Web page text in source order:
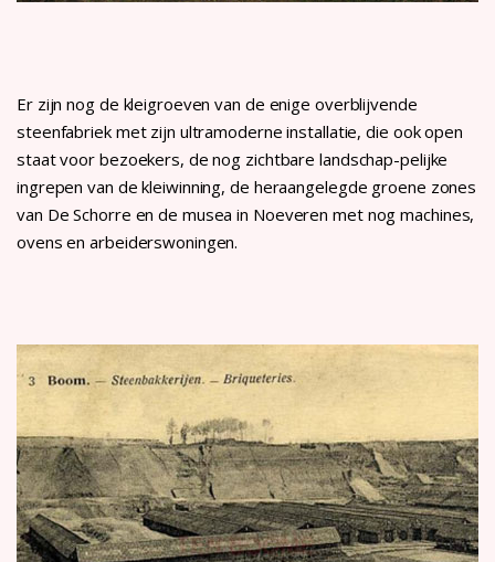
Er zijn nog de kleigroeven van de enige overblijvende
steenfabriek met zijn ultramoderne installatie, die ook open
staat voor bezoekers, de nog zichtbare landschap-pelijke
ingrepen van de kleiwinning, de heraangelegde groene zones
van De Schorre en de musea in Noeveren met nog machines,
ovens en arbeiderswoningen.